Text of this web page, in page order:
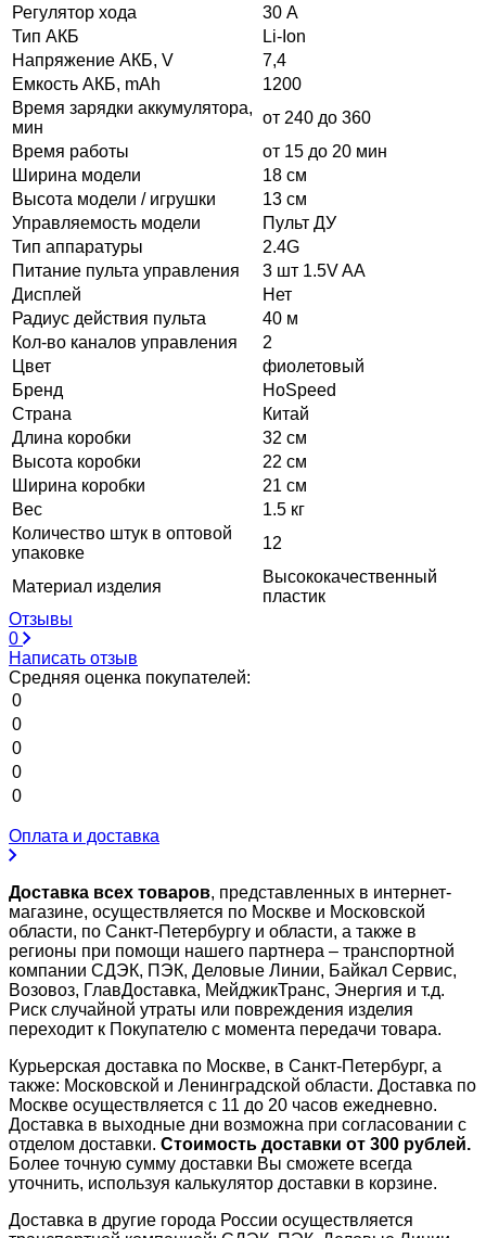
Регулятор хода
30 А
Тип АКБ
Li-Ion
Напряжение АКБ, V
7,4
Емкость АКБ, mAh
1200
Время зарядки аккумулятора,
мин
от 240 до 360
Время работы
от 15 до 20 мин
Ширина модели
18 см
Высота модели / игрушки
13 см
Управляемость модели
Пульт ДУ
Тип аппаратуры
2.4G
Питание пульта управления
3 шт 1.5V AA
Дисплей
Нет
Радиус действия пульта
40 м
Кол-во каналов управления
2
Цвет
фиолетовый
Бренд
HoSpeed
Страна
Китай
Длина коробки
32 см
Высота коробки
22 см
Ширина коробки
21 см
Вес
1.5 кг
Количество штук в оптовой
упаковке
12
Материал изделия
Высококачественный
пластик
Отзывы
0
Написать отзыв
Средняя оценка покупателей:
0
0
0
0
0
Оплата и доставка
Доставка всех товаров, представленных в интернет-
магазине, осуществляется по Москве и Московской
области, по Санкт-Петербургу и области, а также в
регионы при помощи нашего партнера – транспортной
компании СДЭК, ПЭК, Деловые Линии, Байкал Сервис,
Возовоз, ГлавДоставка, МейджикТранс, Энергия и т.д.
Риск случайной утраты или повреждения изделия
переходит к Покупателю с момента передачи товара.
Курьерская доставка по Москве, в Санкт-Петербург, а
также: Московской и Ленинградской области. Доставка по
Москве осуществляется с 11 до 20 часов ежедневно.
Доставка в выходные дни возможна при согласовании с
отделом доставки. Стоимость доставки от 300 рублей.
Более точную сумму доставки Вы сможете всегда
уточнить, используя калькулятор доставки в корзине.
Доставка в другие города России осуществляется